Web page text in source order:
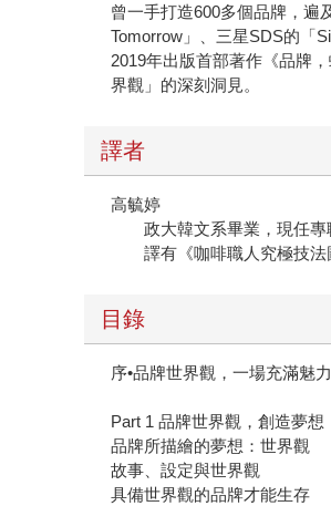
曾一手打造600多個品牌，遍
Tomorrow」、三星SDS的「
2019年出版首部著作《品牌
界觀」的深刻洞見。
譯者
高毓婷
政大韓文系畢業，現任專職
譯有《咖啡職人究極技法圖
目錄
序•品牌世界觀，一場充滿魅
Part 1 品牌世界觀，創造夢想
品牌所描繪的夢想：世界觀
故事、設定與世界觀
具備世界觀的品牌才能生存